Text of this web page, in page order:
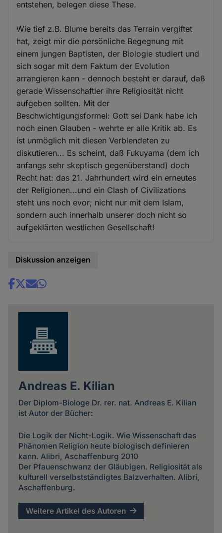
entstehen, belegen diese These.
Wie tief z.B. Blume bereits das Terrain vergiftet
hat, zeigt mir die persönliche Begegnung mit
einem jungen Baptisten, der Biologie studiert und
sich sogar mit dem Faktum der Evolution
arrangieren kann - dennoch besteht er darauf, daß
gerade Wissenschaftler ihre Religiosität nicht
aufgeben sollten. Mit der
Beschwichtigungsformel: Gott sei Dank habe ich
noch einen Glauben - wehrte er alle Kritik ab. Es
ist unmöglich mit diesen Verblendeten zu
diskutieren... Es scheint, daß Fukuyama (dem ich
anfangs sehr skeptisch gegenüberstand) doch
Recht hat: das 21. Jahrhundert wird ein erneutes
der Religionen...und ein Clash of Civilizations
steht uns noch evor; nicht nur mit dem Islam,
sondern auch innerhalb unserer doch nicht so
aufgeklärten westlichen Gesellschaft!
Diskussion anzeigen
Share
Andreas E. Kilian
Der Diplom-Biologe Dr. rer. nat. Andreas E. Kilian
ist Autor der Bücher:
Die Logik der Nicht-Logik. Wie Wissenschaft das
Phänomen Religion heute biologisch definieren
kann. Alibri, Aschaffenburg 2010
Der Pfauenschwanz der Gläubigen. Religiosität als
kulturell verselbstständigtes Balzverhalten. Alibri,
Aschaffenburg.
Weitere Artikel des Autoren